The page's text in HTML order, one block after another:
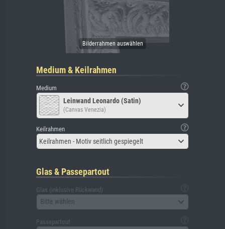
Medium & Keilrahmen
Medium
Leinwand Leonardo (Satin)
(Canvas Venezia)
Keilrahmen
Keilrahmen - Motiv seitlich gespiegelt
Glas & Passepartout
Glas (inklusive Rückwand)
Bitte wählen
Passepartout